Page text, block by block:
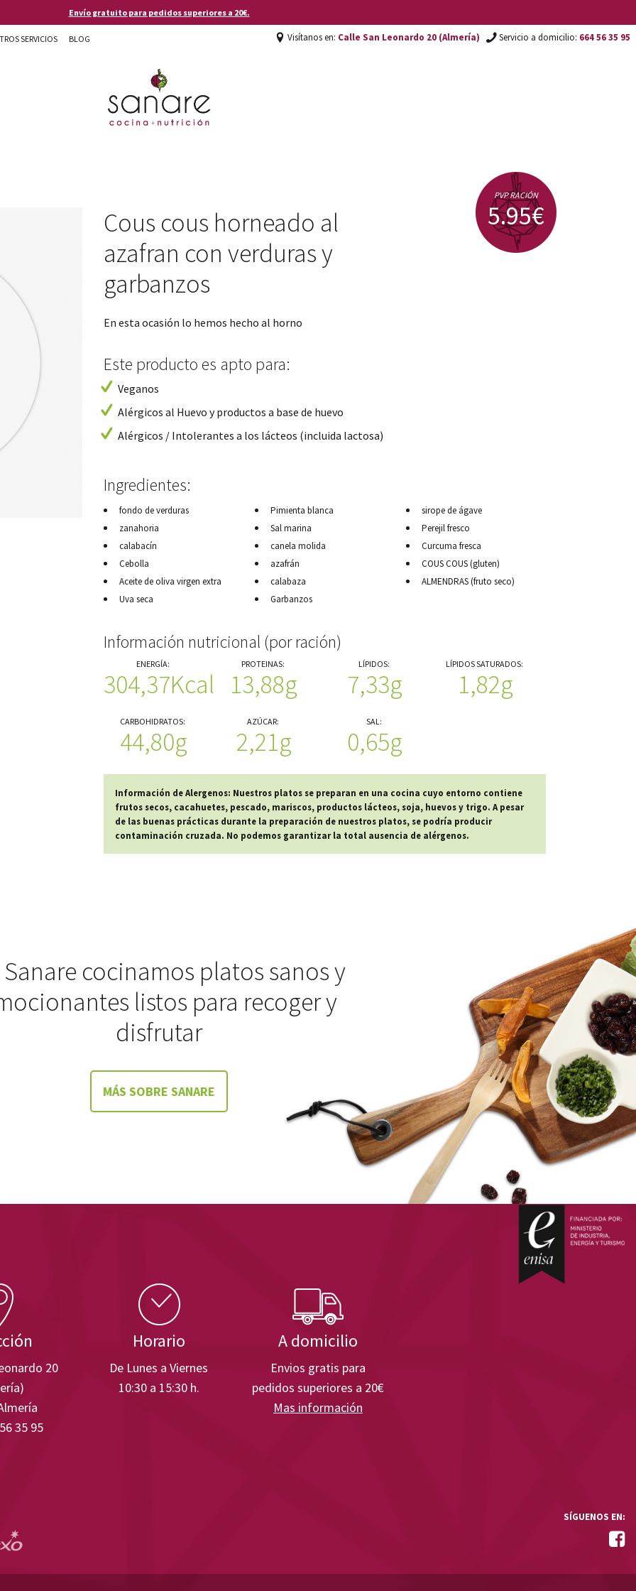
Envío gratuito para pedidos superiores a 20€.
SERVICIOS BLOG Visítanos en: Calle San Leonardo 20 (Almería) Servicio a domicilio: 664 56 35 95
Cous cous horneado al
azafran con verduras y
garbanzos
En esta ocasión lo hemos hecho al horno
Este producto es apto para:
Veganos
Alérgicos al Huevo y productos a base de huevo
Alérgicos / Intolerantes a los lácteos (incluida lactosa)
Ingredientes:
fondo de verduras
zanahoria
calabacín
Cebolla
Aceite de oliva virgen extra
Uva seca
Pimienta blanca
Sal marina
canela molida
azafrán
calabaza
Garbanzos
sirope de ágave
Perejil fresco
Curcuma fresca
COUS COUS (gluten)
ALMENDRAS (fruto seco)
Información nutricional (por ración)
ENERGÍA:
304,37Kcal
PROTEINAS:
13,88g
LÍPIDOS:
7,33g
LÍPIDOS SATURADOS:
1,82g
CARBOHIDRATOS:
44,80g
AZÚCAR:
2,21g
SAL:
0,65g
Información de Alergenos: Nuestros platos se preparan en una cocina cuyo entorno contiene
frutos secos, cacahuetes, pescado, mariscos, productos lácteos, soja, huevos y trigo. A pesar
de las buenas prácticas durante la preparación de nuestros platos, se podría producir
contaminación cruzada. No podemos garantizar la total ausencia de alérgenos.
PVP RACIÓN
5.95€
Sanare cocinamos platos sanos y
listos para recoger y
disfrutar
MÁS SOBRE SANARE
20
35 95
Horario
De Lunes a Viernes
10:30 a 15:30 h.
A domicilio
Envios gratis para
pedidos superiores a 20€
Mas información
SÍGUENOS EN: